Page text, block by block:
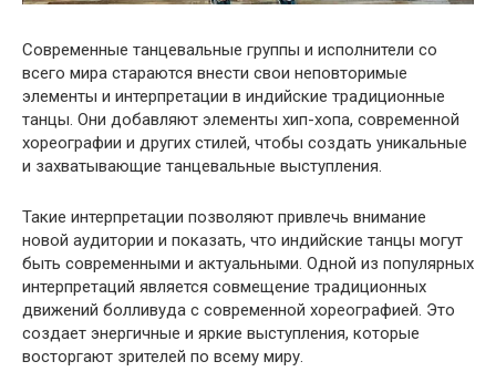
Современные танцевальные группы и исполнители со
всего мира стараются внести свои неповторимые
элементы и интерпретации в индийские традиционные
танцы. Они добавляют элементы хип-хопа, современной
хореографии и других стилей, чтобы создать уникальные
и захватывающие танцевальные выступления.
Такие интерпретации позволяют привлечь внимание
новой аудитории и показать, что индийские танцы могут
быть современными и актуальными. Одной из популярных
интерпретаций является совмещение традиционных
движений болливуда с современной хореографией. Это
создает энергичные и яркие выступления, которые
восторгают зрителей по всему миру.